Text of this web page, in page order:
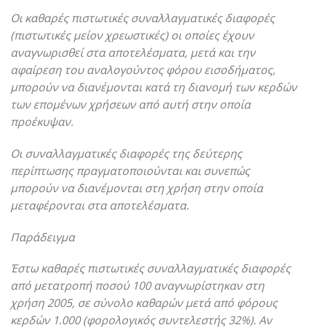
Οι καθαρές πιστωτικές συναλλαγματικές διαφορές
(πιστωτικές μείον χρεωστικές) οι οποίες έχουν
αναγνωρισθεί στα αποτελέσματα, μετά και την
αφαίρεση του αναλογούντος φόρου εισοδήματος,
μπορούν να διανέμονται κατά τη διανομή των κερδών
των επομένων χρήσεων από αυτή στην οποία
προέκυψαν.
Οι συναλλαγματικές διαφορές της δεύτερης
περίπτωσης πραγματοποιούνται και συνεπώς
μπορούν να διανέμονται στη χρήση στην οποία
μεταφέρονται στα αποτελέσματα.
Παράδειγμα
Έστω καθαρές πιστωτικές συναλλαγματικές διαφορές
από μετατροπή ποσού 100 αναγνωρίστηκαν στη
χρήση 2005, σε σύνολο καθαρών μετά από φόρους
κερδών 1.000 (φορολογικός συντελεστής 32%). Αν